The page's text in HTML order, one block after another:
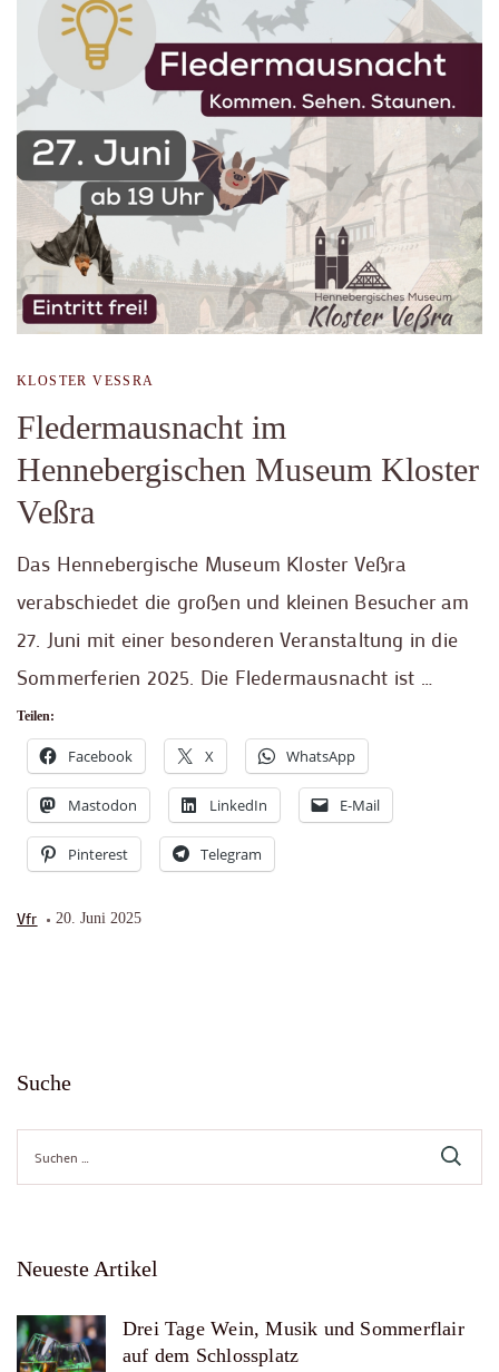
KLOSTER VESSRA
Fledermausnacht im
Hennebergischen Museum Kloster
Veßra
Das Hennebergische Museum Kloster Veßra
verabschiedet die großen und kleinen Besucher am
27. Juni mit einer besonderen Veranstaltung in die
Sommerferien 2025. Die Fledermausnacht ist …
Teilen:
Facebook X WhatsApp
Mastodon LinkedIn E-Mail
Pinterest Telegram
Vfr 20. Juni 2025
Suche
nach:
Neueste Artikel
Drei Tage Wein, Musik und Sommerflair
auf dem Schlossplatz